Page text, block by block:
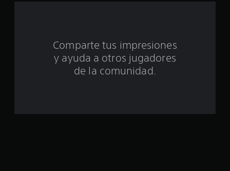
Comparte tus impresiones
y ayuda a otros jugadores
de la comunidad.